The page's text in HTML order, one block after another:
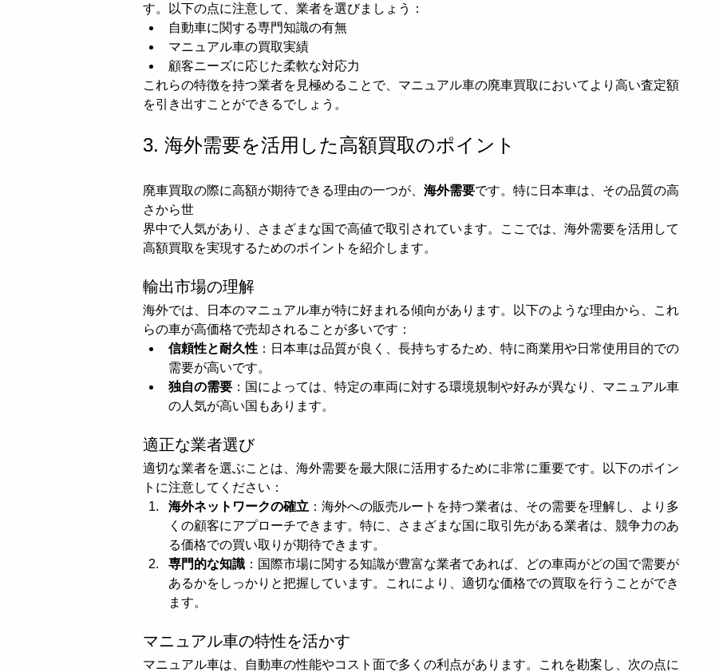
す。以下の点に注意して、業者を選びましょう：
自動車に関する専門知識の有無
マニュアル車の買取実績
顧客ニーズに応じた柔軟な対応力
これらの特徴を持つ業者を見極めることで、マニュアル車の廃車買取においてより高い査定額
を引き出すことができるでしょう。
3. 海外需要を活用した高額買取のポイント
廃車買取の際に高額が期待できる理由の一つが、 海外需要です。特に日本車は、その品質の高
さから世
界中で人気があり、さまざまな国で高値で取引されています。ここでは、海外需要を活用して
高額買取を実現するためのポイントを紹介します。
輸出市場の理解
海外では、日本のマニュアル車が特に好まれる傾向があります。以下のような理由から、これ
らの車が高価格で売却されることが多いです：
信頼性と耐久性 ：日本車は品質が良く、長持ちするため、特に商業用や日常使用目的での
需要が高いです。
独自の需要 ：国によっては、特定の車両に対する環境規制や好みが異なり、マニュアル車
の人気が高い国もあります。
適正な業者選び
適切な業者を選ぶことは、海外需要を最大限に活用するために非常に重要です。以下のポイン
トに注意してください：
海外ネットワークの確立 ：海外への販売ルートを持つ業者は、その需要を理解し、より多
くの顧客にアプローチできます。特に、さまざまな国に取引先がある業者は、競争力のあ
る価格での買い取りが期待できます。
専門的な知識 ：国際市場に関する知識が豊富な業者であれば、どの車両がどの国で需要が
あるかをしっかりと把握しています。これにより、適切な価格での買取を行うことができ
ます。
マニュアル車の特性を活かす
マニュアル車は、自動車の性能やコスト面で多くの利点があります。これを勘案し、次の点に